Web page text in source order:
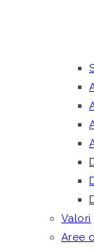
Valori
Aree